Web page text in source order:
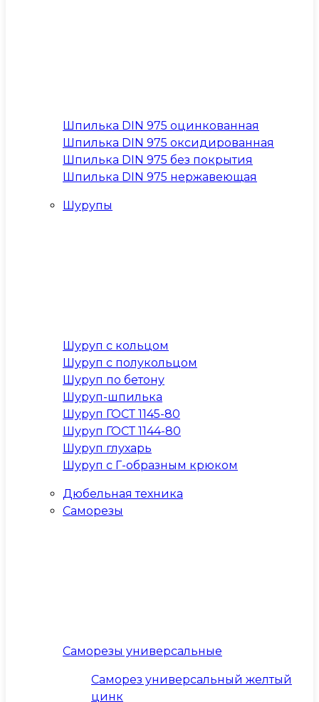
Шпилька DIN 975 оцинкованная
Шпилька DIN 975 оксидированная
Шпилька DIN 975 без покрытия
Шпилька DIN 975 нержавеющая
Шурупы
Шуруп с кольцом
Шуруп с полукольцом
Шуруп по бетону
Шуруп-шпилька
Шуруп ГОСТ 1145-80
Шуруп ГОСТ 1144-80
Шуруп глухарь
Шуруп с Г-образным крюком
Дюбельная техника
Саморезы
Саморезы универсальные
Саморез универсальный желтый
цинк